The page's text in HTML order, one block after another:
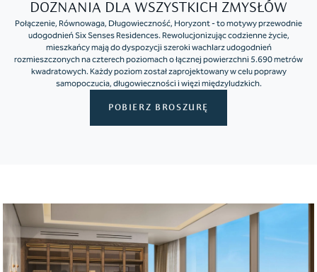
DOZNANIA DLA WSZYSTKICH ZMYSŁÓW
Połączenie, Równowaga, Długowieczność, Horyzont - to motywy przewodnie
udogodnień Six Senses Residences. Rewolucjonizując codzienne życie,
mieszkańcy mają do dyspozycji szeroki wachlarz udogodnień
rozmieszczonych na czterech poziomach o łącznej powierzchni 5.690 metrów
kwadratowych. Każdy poziom został zaprojektowany w celu poprawy
samopoczucia, długowieczności i więzi międzyludzkich.
POBIERZ BROSZURĘ